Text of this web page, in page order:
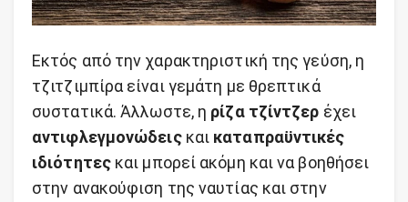
Εκτός από την χαρακτηριστική της γεύση, η
τζιτζιμπίρα είναι γεμάτη με θρεπτικά
συστατικά. Άλλωστε, η ρίζα τζίντζερ έχει
αντιφλεγμονώδειςκαι καταπραϋντικές
ιδιότητεςκαι μπορεί ακόμη και να βοηθήσει
στην ανακούφιση της ναυτίας και στην